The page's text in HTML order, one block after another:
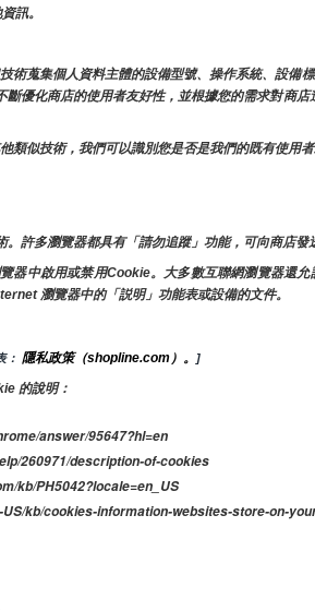
訊。
術蒐集個人資料主體的設備型號、操作系統、設
優化商店的使用者友好性，並根據您的需求對商
似技術，我們可以識別您是否是我們的既有使用
許多瀏覽器都具有「請勿追蹤」功能，可向商店發
器中啟用或禁用Cookie。大多數互聯網瀏覽器還
瀏覽器中的「説明」功能表或設備的文件。
： 隱私政策（shopline.com）。 ]
的說明：
answer/95647?hl=en
260971/description-of-cookies
kb/PH5042?locale=en_US
US/kb/cookies-information-websites-store-on-